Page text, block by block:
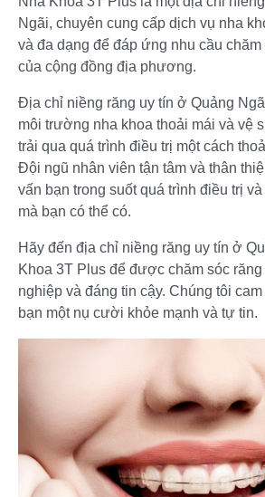
Ngãi, chuyên cung cấp dịch vụ nha
và đa dạng để đáp ứng nhu cầu chăm
của cộng đồng địa phương.
Địa chỉ niềng răng uy tín ở Quảng
môi trường nha khoa thoải mái và vệ
trải qua quá trình điều trị một cách
Đội ngũ nhân viên tận tâm và thân
vấn bạn trong suốt quá trình điều trị
mà bạn có thể có.
Hãy đến địa chỉ niềng răng uy tín ở
Khoa 3T Plus để được chăm sóc
nghiệp và đáng tin cậy. Chúng tôi
bạn một nụ cười khỏe mạnh và tự tin.